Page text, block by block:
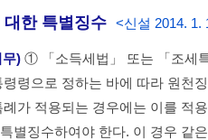
한 특별징수 <신설 2014. 1.
무) ① 「소득세법」 또는 「조세
령으로 정하는 바에 따라 원천
가 적용되는 경우에는 이를 적
별징수하여야 한다. 이 경우 같